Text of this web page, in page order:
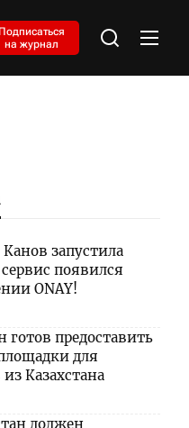
Подписаться
на журнал
запустила
появился
ONAY!
готов предоставить
для
Казахстана
должен